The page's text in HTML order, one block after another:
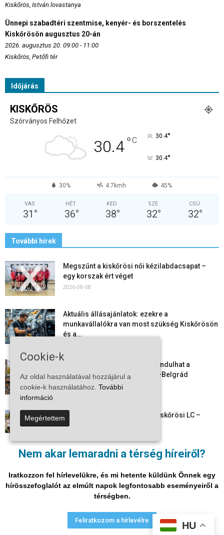
Nem akar lemaradni a térség híreiről?
Iratkozzon fel hírlevelükre, és mi hetente küldünk Önnek egy
hírösszefoglalót az elmúlt napok legfontosabb eseményeiről a
térségben.
Feliratkozom a hírlevélre
Kiskőrös, István lovastanya
Ünnepi szabadtéri szentmise, kenyér- és borszentelés
Kiskőrösön augusztus 20-án
2026. augusztus 20. 09:00 - 11:00
Kiskőrös, Petőfi tér
Időjárás
KISKŐRÖS
Szórványos Felhőzet
30.4°C 30.4°
30.4°
30% 4.7kmh 45%
VAS
31 °
HÉT
36°
KED
38°
SZE
32°
CSÜ
32°
További hírek
Megszűnt a kiskőrösi női kézilabdacsapat –
egy korszak ért véget
2026-08-08
Aktuális állásajánlatok: ezekre a
munkavállalókra van most szükség Kiskőrösön
és a...
Vitézy Dávid: már ősszel újraindulhat a
személyszállítás a Budapest–Belgrád
vasútvonalon
Megkezdte a felkészülést a Kiskőrösi LC –
együtt maradt a keret,...
szabadulni a kontinens a...
2026-08-05
Adatvédelmi nyilatkozat Médiaajánlat Impresszum
HU
Cookie-k
Az oldal használatával hozzájárul a
cookie-k használatához. További
információ
Megértettem